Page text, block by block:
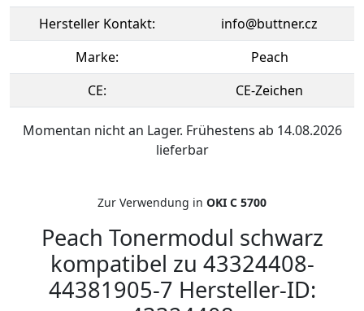
Hersteller Kontakt:
info@buttner.cz
Marke:
Peach
CE:
CE-Zeichen
Momentan nicht an Lager. Frühestens ab 14.08.2026
lieferbar
Zur Verwendung in OKI C 5700
Peach Tonermodul schwarz
kompatibel zu 43324408-
44381905-7 Hersteller-ID: